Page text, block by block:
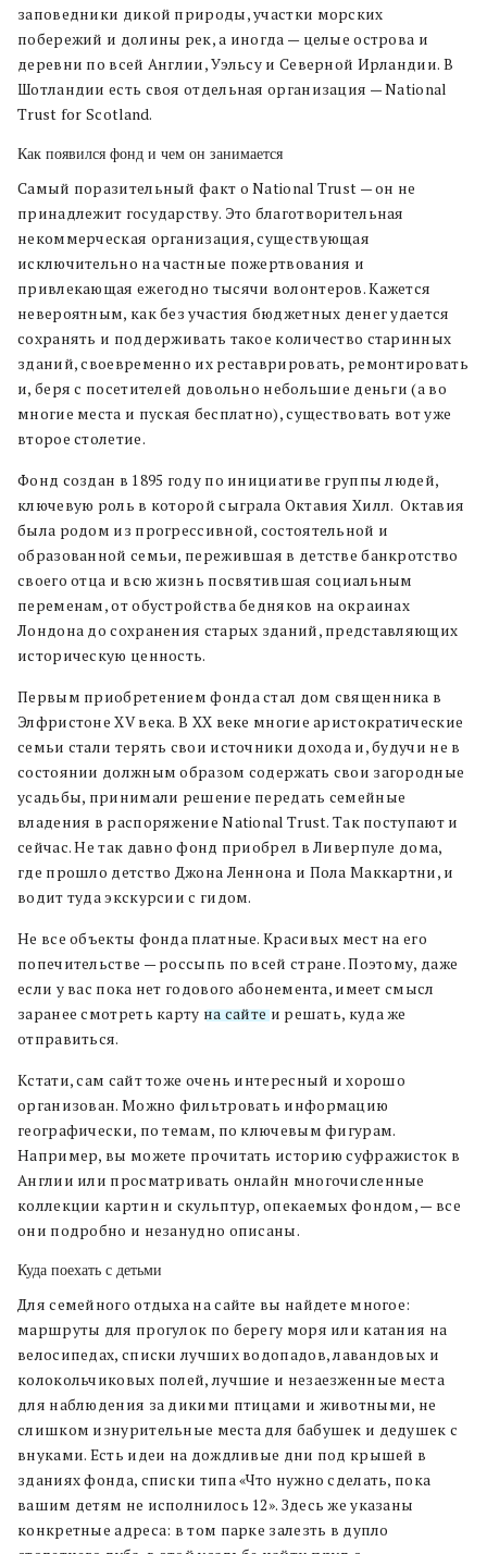
заповедники дикой природы, участки морских
побережий и долины рек, а иногда — целые острова и
деревни по всей Англии, Уэльсу и Северной Ирландии. В
Шотландии есть своя отдельная организация — National
Trust for Scotland.
Как появился фонд и чем он занимается
Самый поразительный факт о National Trust — он не
принадлежит государству. Это благотворительная
некоммерческая организация, существующая
исключительно на частные пожертвования и
привлекающая ежегодно тысячи волонтеров. Кажется
невероятным, как без участия бюджетных денег удается
сохранять и поддерживать такое количество старинных
зданий, своевременно их реставрировать, ремонтировать
и, беря с посетителей довольно небольшие деньги (а во
многие места и пуская бесплатно), существовать вот уже
второе столетие.
Фонд создан в 1895 году по инициативе группы людей,
ключевую роль в которой сыграла Октавия Хилл. Октавия
была родом из прогрессивной, состоятельной и
образованной семьи, пережившая в детстве банкротство
своего отца и всю жизнь посвятившая социальным
переменам, от обустройства бедняков на окраинах
Лондона до сохранения старых зданий, представляющих
историческую ценность.
Первым приобретением фонда стал дом священника в
Элфристоне XV века. В XX веке многие аристократические
семьи стали терять свои источники дохода и, будучи не в
состоянии должным образом содержать свои загородные
усадьбы, принимали решение передать семейные
владения в распоряжение National Trust. Так поступают и
сейчас. Не так давно фонд приобрел в Ливерпуле дома,
где прошло детство Джона Леннона и Пола Маккартни, и
водит туда экскурсии с гидом.
Не все объекты фонда платные. Красивых мест на его
попечительстве — россыпь по всей стране. Поэтому, даже
если у вас пока нет годового абонемента, имеет смысл
заранее смотреть карту на сайтеи решать, куда же
отправиться.
Кстати, сам сайт тоже очень интересный и хорошо
организован. Можно фильтровать информацию
географически, по темам, по ключевым фигурам.
Например, вы можете прочитать историю суфражисток в
Англии или просматривать онлайн многочисленные
коллекции картин и скульптур, опекаемых фондом, — все
они подробно и незанудно описаны.
Куда поехать с детьми
Для семейного отдыха на сайте вы найдете многое:
маршруты для прогулок по берегу моря или катания на
велосипедах, списки лучших водопадов, лавандовых и
колокольчиковых полей, лучшие и незаезженные места
для наблюдения за дикими птицами и животными, не
слишком изнурительные места для бабушек и дедушек с
внуками. Есть идеи на дождливые дни под крышей в
зданиях фонда, списки типа «Что нужно сделать, пока
вашим детям не исполнилось 12». Здесь же указаны
конкретные адреса: в том парке залезть в дупло